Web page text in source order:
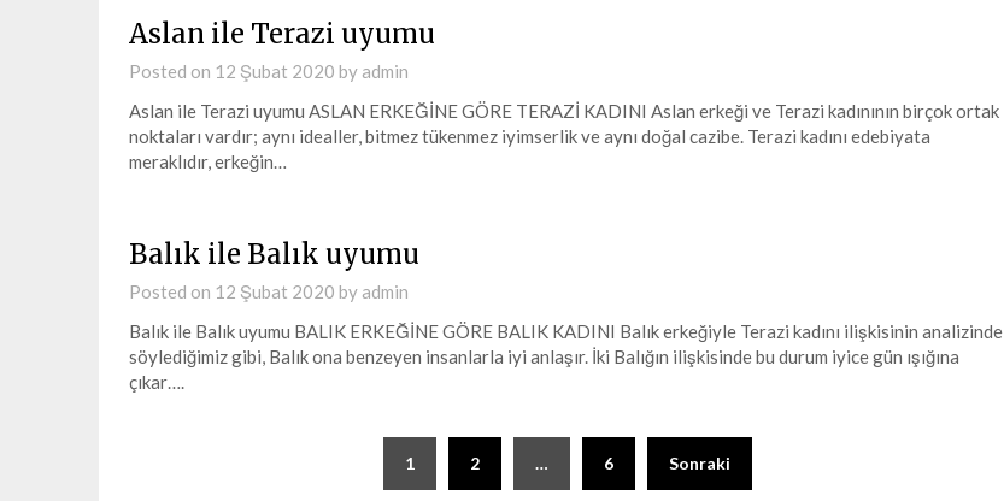
Aslan ile Terazi uyumu
Posted on 12 Şubat 2020 by admin
Aslan ile Terazi uyumu ASLAN ERKEĞİNE GÖRE TERAZİ KADINI Aslan erkeği ve Terazi kadınının birçok ortak
noktaları vardır; aynı idealler, bitmez tükenmez iyimserlik ve aynı doğal cazibe. Terazi kadını edebiyata
meraklıdır, erkeğin…
Balık ile Balık uyumu
Posted on 12 Şubat 2020 by admin
Balık ile Balık uyumu BALIK ERKEĞİNE GÖRE BALIK KADINI Balık erkeğiyle Terazi kadını ilişkisinin analizinde
söylediğimiz gibi, Balık ona benzeyen insanlarla iyi anlaşır. İki Balığın ilişkisinde bu durum iyice gün ışığına
çıkar….
1 2 … 6 Sonraki